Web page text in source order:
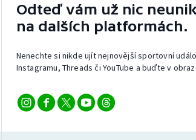
Odteď vám už nic
na dalších platformách.
Nenechte si nikde ujít nejnovější sportovní
Instagramu, Threads či YouTube a buďte v